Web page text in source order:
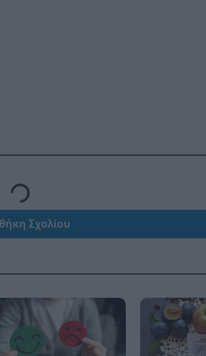
Loading...
Σχολίου